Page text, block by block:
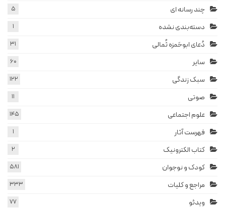
چند رسانه ای 5
دسته‌بندی نشده 1
دُعای ابوحَمزه ثُمالی 31
سایر 60
سبک زندگی 122
صوتی 11
علوم اجتماعی 145
فهرست آثار 1
کتاب الکترونیک 2
کودک و نوجوان 581
مراجع و کلیات 333
ویدئو 77